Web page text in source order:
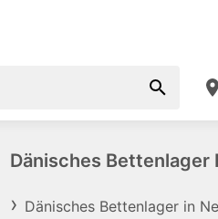
Dänisches Bettenlager
Dänisches Bettenlager in